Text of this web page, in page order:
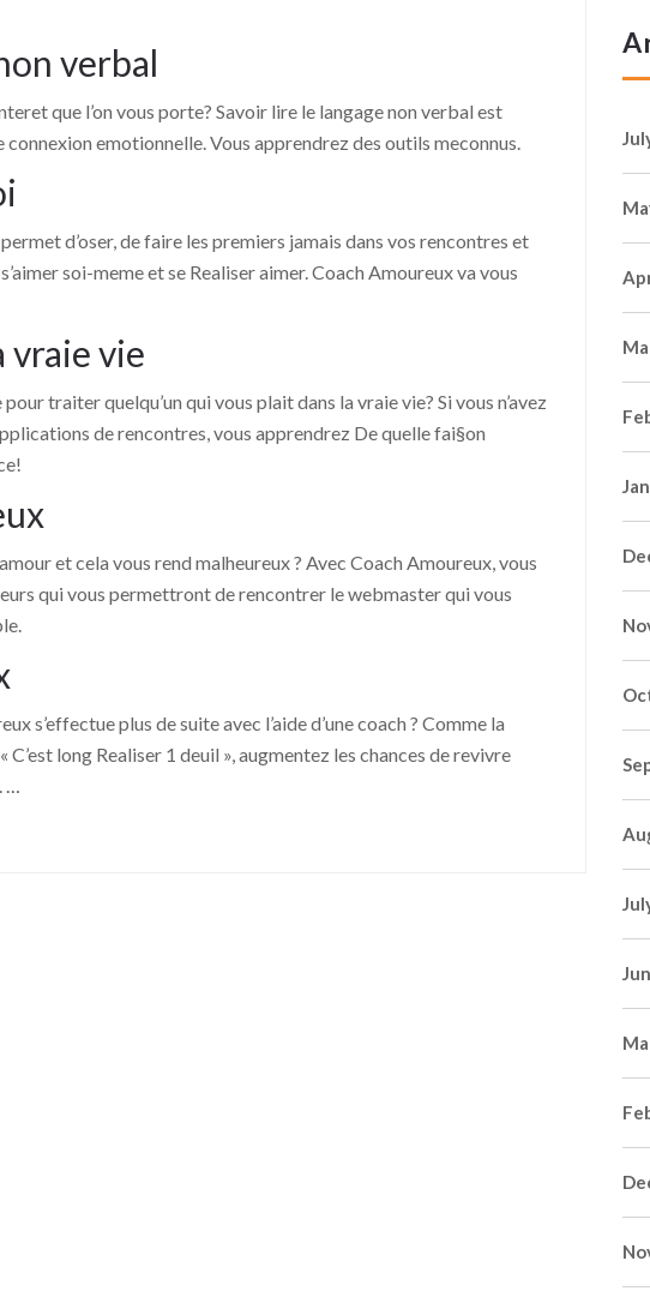
verbal
que l’on vous porte? Savoir lire le langage non verbal est
emotionnelle. Vous apprendrez des outils meconnus.
d’oser, de faire les premiers jamais dans vos rencontres et
soi-meme et se Realiser aimer. Coach Amoureux va vous
vraie vie
traiter quelqu’un qui vous plait dans la vraie vie? Si vous n’avez
de rencontres, vous apprendrez De quelle fai§on
et cela vous rend malheureux ? Avec Coach Amoureux, vous
qui vous permettront de rencontrer le webmaster qui vous
s’effectue plus de suite avec l’aide d’une coach ? Comme la
long Realiser 1 deuil », augmentez les chances de revivre
…